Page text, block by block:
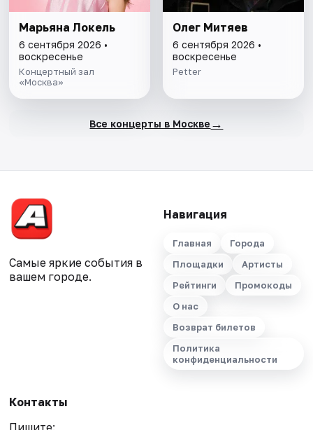
Марьяна Локель
6 сентября 2026 •
воскресенье
Концертный зал
«Москва»
Олег Митяев
6 сентября 2026 •
воскресенье
Petter
Все концерты в Москве →
Самые яркие события в
вашем городе.
Навигация
Главная
Города
Площадки
Артисты
Рейтинги
Промокоды
О нас
Возврат билетов
Политика
конфиденциальности
Контакты